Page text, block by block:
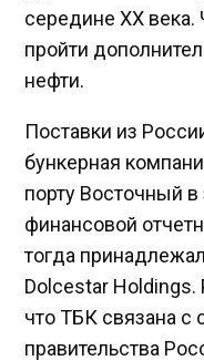
середине XX века.
пройти
нефти.
Поставки из
бункерная
порту Восточный
финансовой
тогда
Dolcestar
что ТБК связана с
правительства